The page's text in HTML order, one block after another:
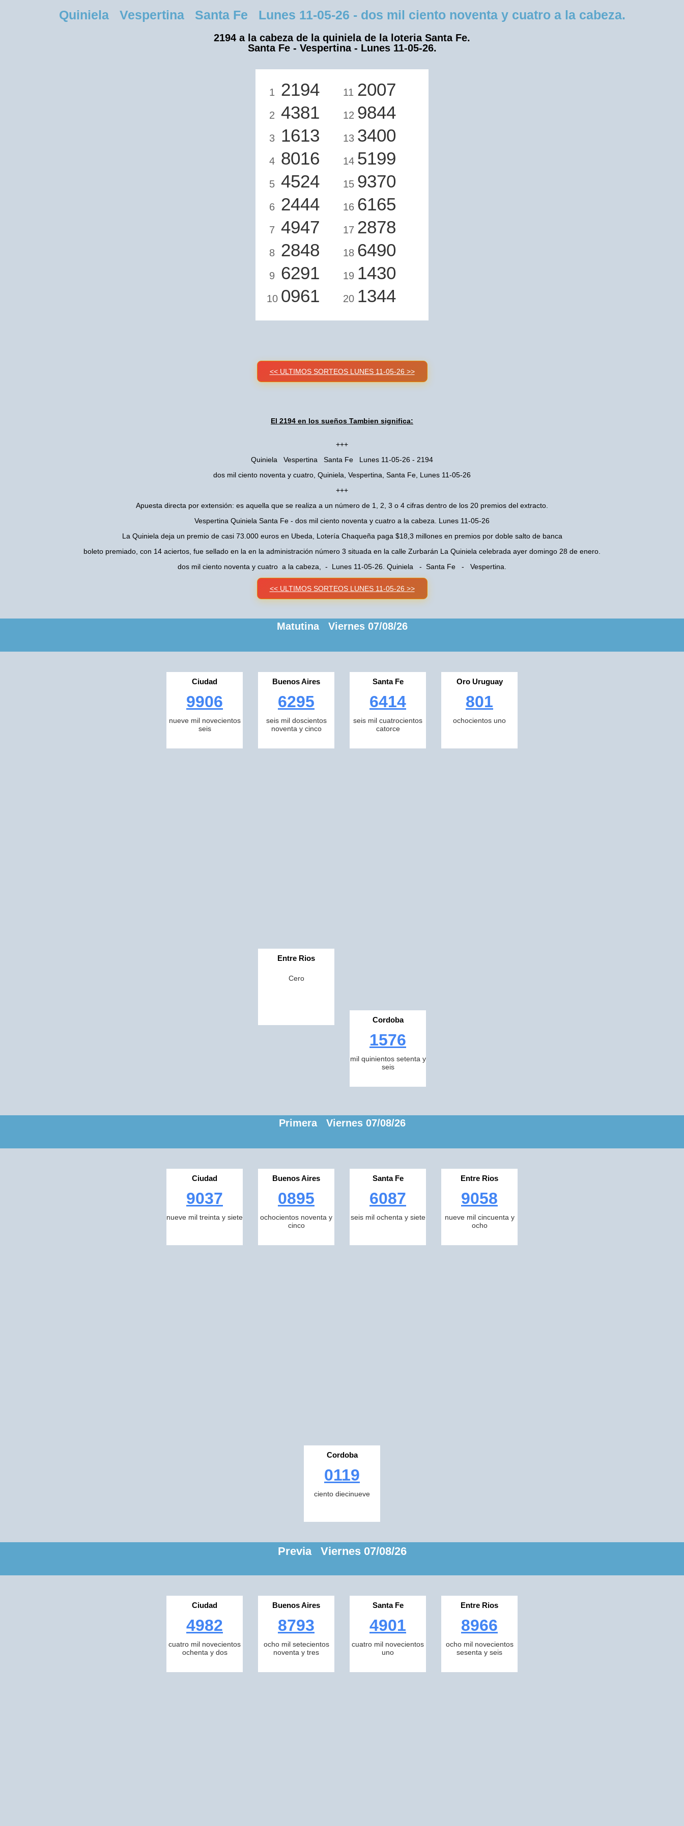
Quiniela Vespertina Santa Fe Lunes 11-05-26 - dos mil ciento noventa y cuatro a la cabeza.
2194 a la cabeza de la quiniela de la loteria Santa Fe.
Santa Fe - Vespertina - Lunes 11-05-26.
1 2194
2 4381
3 1613
4 8016
5 4524
6 2444
7 4947
8 2848
9 6291
10 0961
11 2007
12 9844
13 3400
14 5199
15 9370
16 6165
17 2878
18 6490
19 1430
20 1344
<< ULTIMOS SORTEOS LUNES 11-05-26 >>
El 2194 en los sueños Tambien significa:
+++
Quiniela Vespertina Santa Fe Lunes 11-05-26 - 2194
dos mil ciento noventa y cuatro, Quiniela, Vespertina, Santa Fe, Lunes 11-05-26
+++
Apuesta directa por extensión: es aquella que se realiza a un número de 1, 2, 3 o 4 cifras dentro de los 20 premios del extracto.
Vespertina Quiniela Santa Fe - dos mil ciento noventa y cuatro a la cabeza. Lunes 11-05-26
La Quiniela deja un premio de casi 73.000 euros en Ubeda, Lotería Chaqueña paga $18,3 millones en premios por doble salto de banca
boleto premiado, con 14 aciertos, fue sellado en la en la administración número 3 situada en la calle Zurbarán La Quiniela celebrada ayer domingo 28 de enero.
dos mil ciento noventa y cuatro a la cabeza, - Lunes 11-05-26. Quiniela - Santa Fe - Vespertina.
<< ULTIMOS SORTEOS LUNES 11-05-26 >>
Matutina Viernes 07/08/26
Ciudad
9906
nueve mil novecientos
seis
Buenos Aires
6295
seis mil doscientos
noventa y cinco
Santa Fe
6414
seis mil cuatrocientos
catorce
Oro Uruguay
801
ochocientos uno
Entre Rios
Cero
Cordoba
1576
mil quinientos setenta y
seis
Primera Viernes 07/08/26
Ciudad
9037
nueve mil treinta y siete
Buenos Aires
0895
ochocientos noventa y
cinco
Santa Fe
6087
seis mil ochenta y siete
Entre Rios
9058
nueve mil cincuenta y
ocho
Cordoba
0119
ciento diecinueve
Previa Viernes 07/08/26
Ciudad
4982
cuatro mil novecientos
ochenta y dos
Buenos Aires
8793
ocho mil setecientos
noventa y tres
Santa Fe
4901
cuatro mil novecientos
uno
Entre Rios
8966
ocho mil novecientos
sesenta y seis